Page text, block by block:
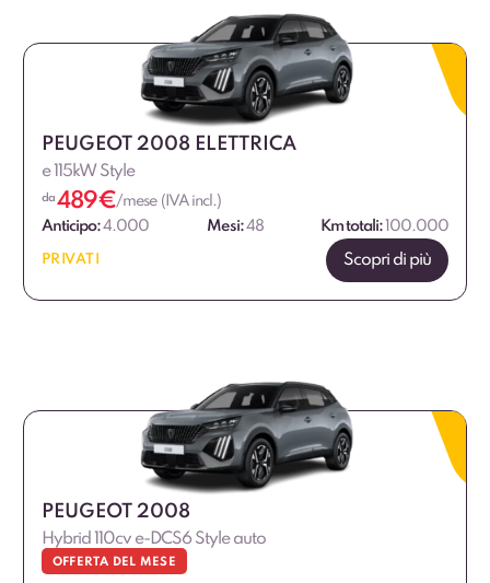
PEUGEOT 2008 ELETTRICA
e 115kW Style
da 489€/mese (IVA incl.)
Anticipo:4.000 Mesi:48 Km totali: 100.000
PRIVATI Scopri di più
PEUGEOT 2008
Hybrid 110cv e-DCS6 Style auto
OFFERTA DEL MESE